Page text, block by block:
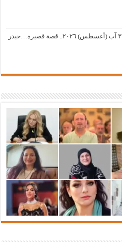
بغضُ مِنْ ذكرى ٣ آب (أغسطس) ٢٠٢٦.. قصة قصيرة…حيدر